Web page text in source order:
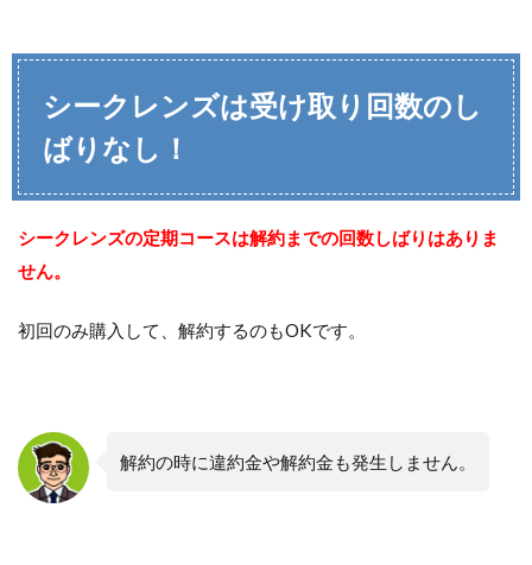
シークレンズは受け取り回数のし
ばりなし！
シークレンズの定期コースは解約までの回数しばりはありま
せん。
初回のみ購入して、解約するのもOKです。
解約の時に違約金や解約金も発生しません。